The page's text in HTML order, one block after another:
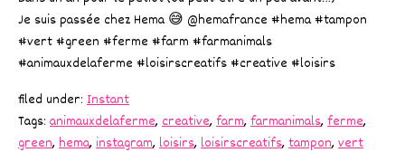
Je suis passée chez Hema 😅 @hemafrance #hema #tampon
#vert #green #ferme #farm #farmanimals
#animauxdelaferme #loisirscreatifs #creative #loisirs
filed under: Instant
Tags: animauxdelaferme,creative,farm,farmanimals,ferme,
green,hema,instagram,loisirs,loisirscreatifs,tampon,vert